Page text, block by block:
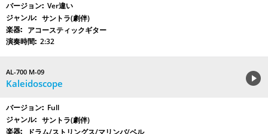
Ver違い
サントラ(劇伴)
アコースティックギター
2:32
AL-700 M-09
Kaleidoscope
Full
サントラ(劇伴)